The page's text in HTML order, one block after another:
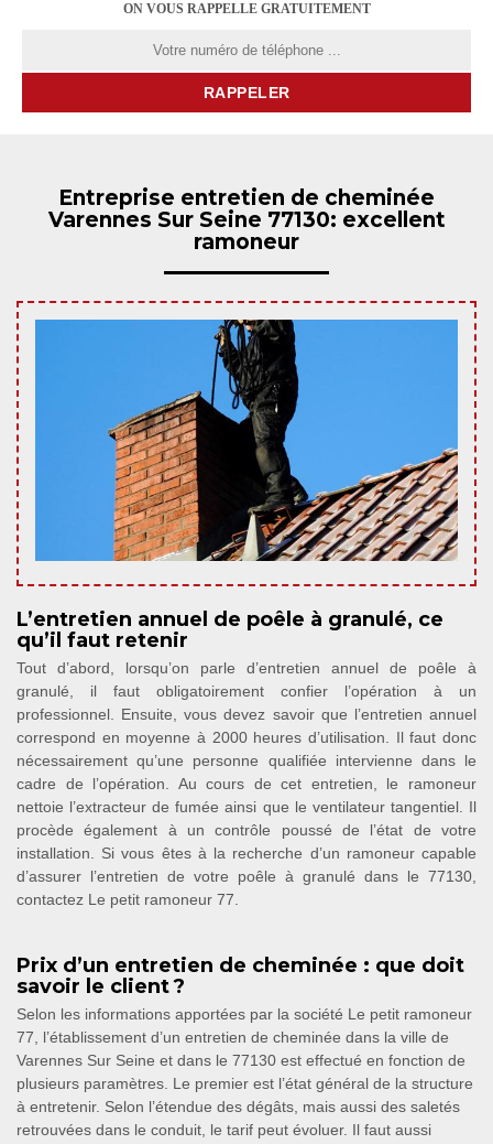
ON VOUS RAPPELLE GRATUITEMENT
Entreprise entretien de cheminée
Varennes Sur Seine 77130: excellent
ramoneur
L’entretien annuel de poêle à granulé, ce
qu’il faut retenir
Tout d’abord, lorsqu’on parle d’entretien annuel de poêle à
granulé, il faut obligatoirement confier l’opération à un
professionnel. Ensuite, vous devez savoir que l’entretien annuel
correspond en moyenne à 2000 heures d’utilisation. Il faut donc
nécessairement qu’une personne qualifiée intervienne dans le
cadre de l’opération. Au cours de cet entretien, le ramoneur
nettoie l’extracteur de fumée ainsi que le ventilateur tangentiel. Il
procède également à un contrôle poussé de l’état de votre
installation. Si vous êtes à la recherche d’un ramoneur capable
d’assurer l’entretien de votre poêle à granulé dans le 77130,
contactez Le petit ramoneur 77.
Prix d’un entretien de cheminée : que doit
savoir le client ?
Selon les informations apportées par la société Le petit ramoneur
77, l’établissement d’un entretien de cheminée dans la ville de
Varennes Sur Seine et dans le 77130 est effectué en fonction de
plusieurs paramètres. Le premier est l’état général de la structure
à entretenir. Selon l’étendue des dégâts, mais aussi des saletés
retrouvées dans le conduit, le tarif peut évoluer. Il faut aussi